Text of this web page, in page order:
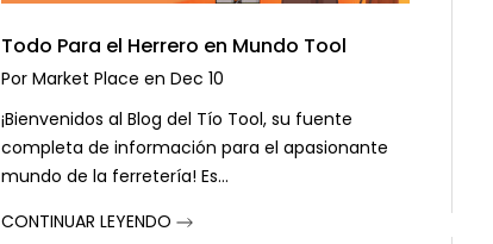
Todo Para el Herrero en Mundo Tool
Por Market Place en Dec 10
¡Bienvenidos al Blog del Tío Tool, su fuente
completa de información para el apasionante
mundo de la ferretería! Es...
CONTINUAR LEYENDO